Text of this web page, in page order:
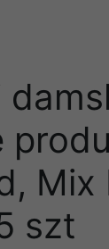
Mix
szt